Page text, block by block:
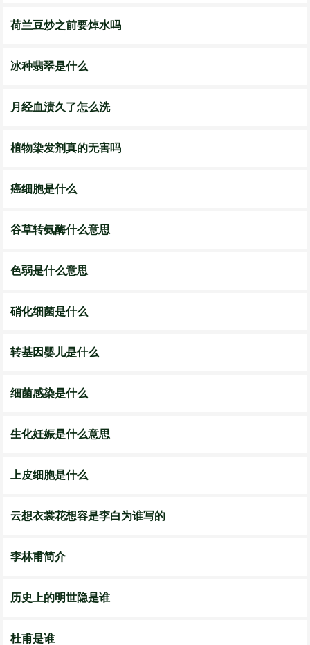
荷兰豆炒之前要焯水吗
冰种翡翠是什么
月经血渍久了怎么洗
植物染发剂真的无害吗
癌细胞是什么
谷草转氨酶什么意思
色弱是什么意思
硝化细菌是什么
转基因婴儿是什么
细菌感染是什么
生化妊娠是什么意思
上皮细胞是什么
云想衣裳花想容是李白为谁写的
李林甫简介
历史上的明世隐是谁
杜甫是谁